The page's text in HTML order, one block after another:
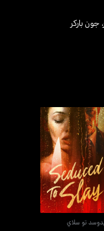
، جون باركر
سيدوسد تو سلاي
تو سلاي